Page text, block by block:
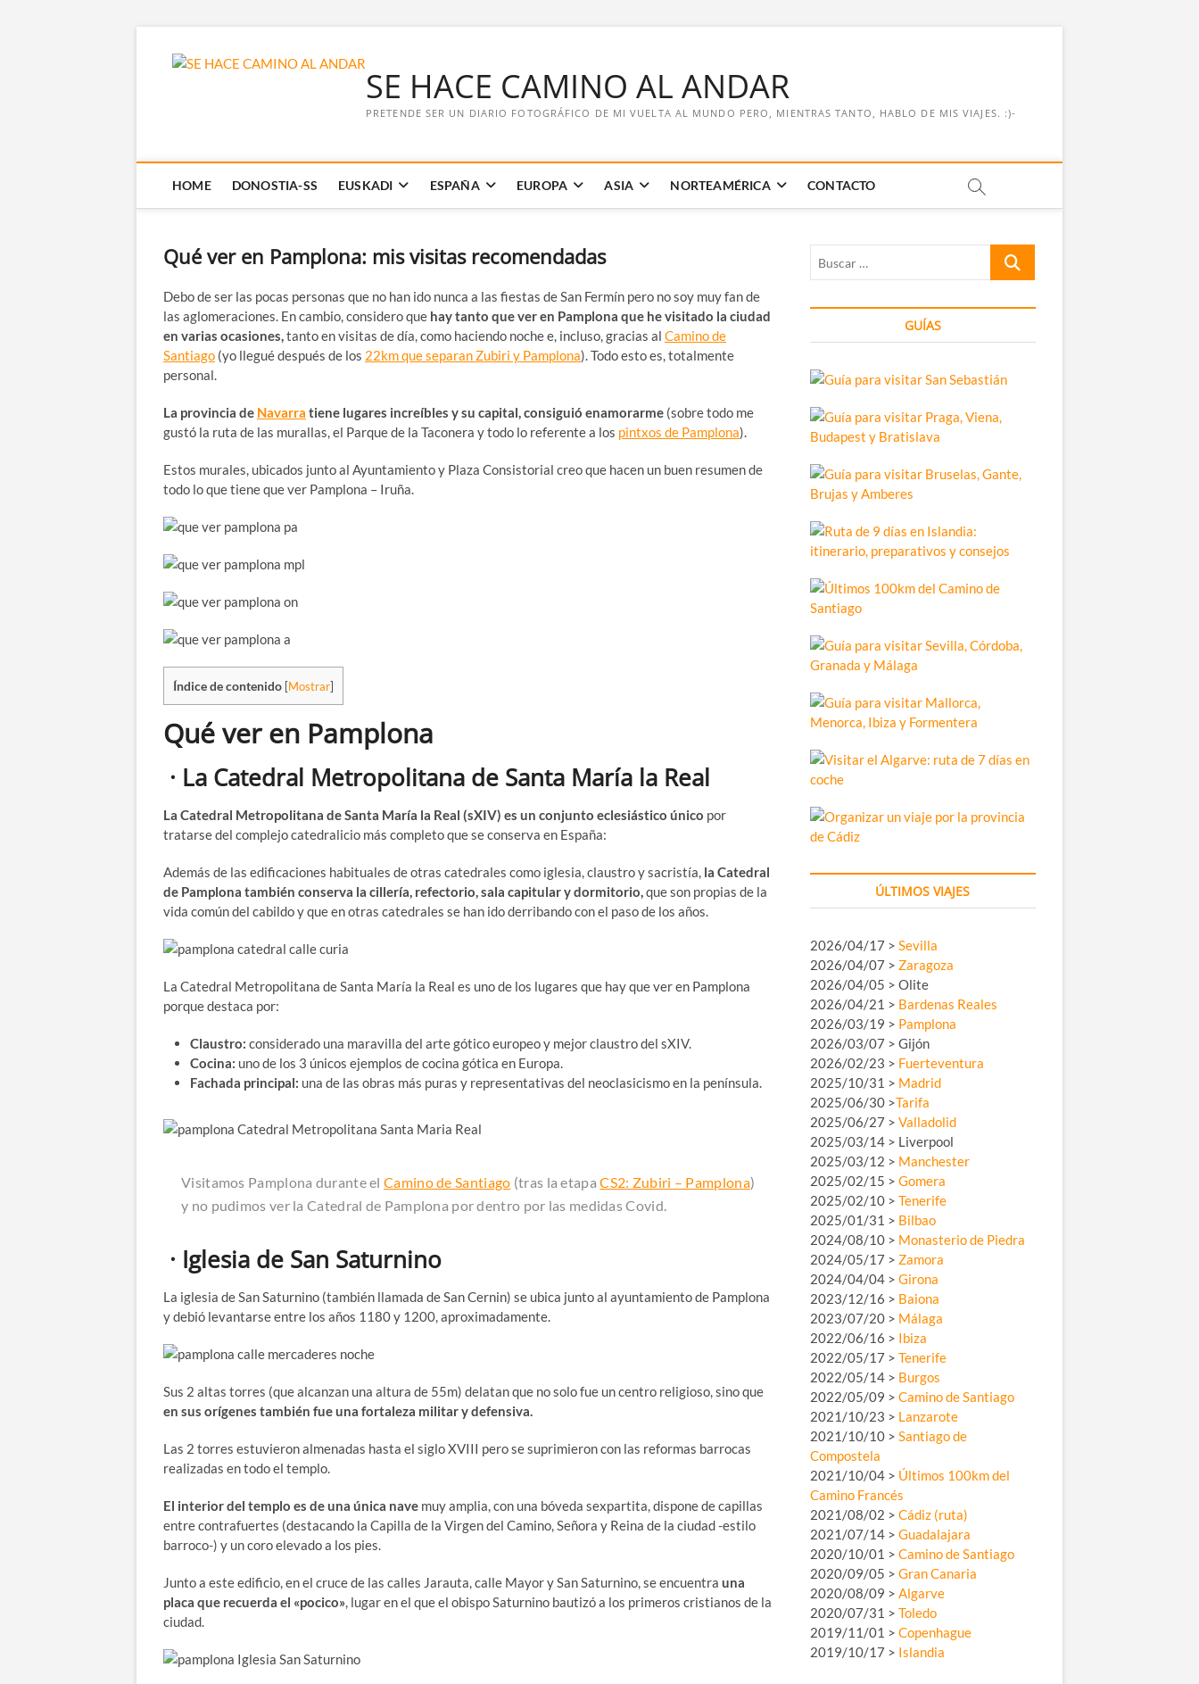
SE HACE CAMINO AL ANDAR
PRETENDE SER UN DIARIO FOTOGRÁFICO DE MI VUELTA AL MUNDO PERO, MIENTRAS TANTO, HABLO DE MIS VIAJES. :)-
HOME DONOSTIA-SS EUSKADI ESPAÑA EUROPA ASIA NORTEAMÉRICA CONTACTO
Qué ver en Pamplona: mis visitas recomendadas
Debo de ser las pocas personas que no han ido nunca a las fiestas de San Fermín pero no soy muy fan de
las aglomeraciones. En cambio, considero que hay tanto que ver en Pamplona que he visitado la ciudad
en varias ocasiones,tanto en visitas de día, como haciendo noche e, incluso, gracias al Camino de
Santiago (yo llegué después de los 22km que separan Zubiri y Pamplona). Todo esto es, totalmente
personal.
La provincia de Navarra tiene lugares increíbles y su capital, consiguió enamorarme (sobre todo me
gustó la ruta de las murallas, el Parque de la Taconera y todo lo referente a los pintxos de Pamplona).
Estos murales, ubicados junto al Ayuntamiento y Plaza Consistorial creo que hacen un buen resumen de
todo lo que tiene que ver Pamplona – Iruña.
Índice de contenido [Mostrar]
Qué ver en Pamplona
· La Catedral Metropolitana de Santa María la Real
La Catedral Metropolitana de Santa María la Real (sXIV) es un conjunto eclesiástico único por
tratarse del complejo catedralicio más completo que se conserva en España:
Además de las edificaciones habituales de otras catedrales como iglesia, claustro y sacristía, la Catedral
de Pamplona también conserva la cillería, refectorio, sala capitular y dormitorio,que son propias de la
vida común del cabildo y que en otras catedrales se han ido derribando con el paso de los años.
La Catedral Metropolitana de Santa María la Real es uno de los lugares que hay que ver en Pamplona
porque destaca por:
Claustro: considerado una maravilla del arte gótico europeo y mejor claustro del sXIV.
Cocina: uno de los 3 únicos ejemplos de cocina gótica en Europa.
Fachada principal: una de las obras más puras y representativas del neoclasicismo en la península.
Visitamos Pamplona durante elCamino de Santiago (tras la etapaCS2: Zubiri – Pamplona)
y no pudimos ver la Catedral de Pamplona por dentro por las medidas Covid.
· Iglesia de San Saturnino
La iglesia de San Saturnino (también llamada de San Cernin) se ubica junto al ayuntamiento de Pamplona
y debió levantarse entre los años 1180 y 1200, aproximadamente.
Sus 2 altas torres (que alcanzan una altura de 55m) delatan que no solo fue un centro religioso, sino que
en sus orígenes también fue una fortaleza militar y defensiva.
Las 2 torres estuvieron almenadas hasta el siglo XVIII pero se suprimieron con las reformas barrocas
realizadas en todo el templo.
El interior del templo es de una única nave muy amplia, con una bóveda sexpartita, dispone de capillas
entre contrafuertes (destacando la Capilla de la Virgen del Camino, Señora y Reina de la ciudad -estilo
barroco-) y un coro elevado a los pies.
Junto a este edificio, en el cruce de las calles Jarauta, calle Mayor y San Saturnino, se encuentra una
placa que recuerda el «pocico», lugar en el que el obispo Saturnino bautizó a los primeros cristianos de la
ciudad.
Buscar
GUÍAS
ÚLTIMOS VIAJES
2026/04/17 > Sevilla
2026/04/07 > Zaragoza
2026/04/05 > Olite
2026/04/21 > Bardenas Reales
2026/03/19 > Pamplona
2026/03/07 > Gijón
2026/02/23 > Fuerteventura
2025/10/31 > Madrid
2025/06/30 >Tarifa
2025/06/27 > Valladolid
2025/03/14 > Liverpool
2025/03/12 > Manchester
2025/02/15 > Gomera
2025/02/10 > Tenerife
2025/01/31 > Bilbao
2024/08/10 > Monasterio de Piedra
2024/05/17 > Zamora
2024/04/04 > Girona
2023/12/16 > Baiona
2023/07/20 > Málaga
2022/06/16 > Ibiza
2022/05/17 > Tenerife
2022/05/14 > Burgos
2022/05/09 > Camino de Santiago
2021/10/23 > Lanzarote
2021/10/10 > Santiago de
Compostela
2021/10/04 > Últimos 100km del
Camino Francés
2021/08/02 > Cádiz (ruta)
2021/07/14 > Guadalajara
2020/10/01 > Camino de Santiago
2020/09/05 > Gran Canaria
2020/08/09 > Algarve
2020/07/31 > Toledo
2019/11/01 > Copenhague
2019/10/17 > Islandia